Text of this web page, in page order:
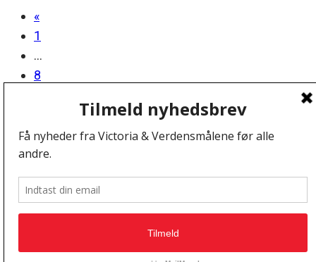
«
1
…
8
Kontakt
Vi anvender cookies for at sikre at vi giver dig den
fortsætter med at bruge dette site vil vi antage at du er
indforstået med det.Ok